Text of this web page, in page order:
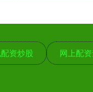
资炒股 网上配